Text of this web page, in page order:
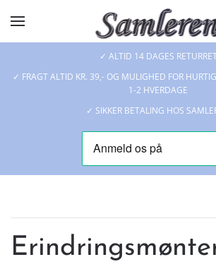
Skip to main content
✓ ALTID 14 DAGES
✓ FRAGT ALTID KR. 39,- OG MULIGHED FOR
1-2 HVERDAGE
✓ SIKKER BETALING HOS